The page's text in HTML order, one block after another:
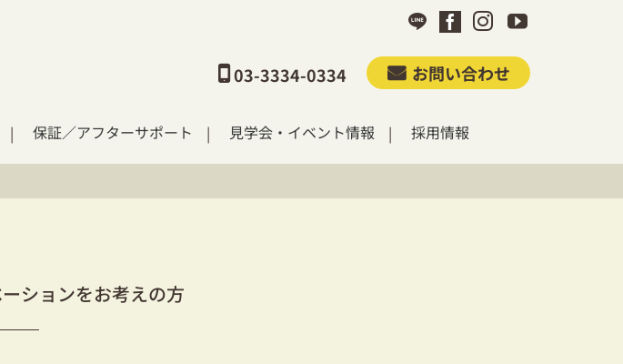
03-3334-0334 お問い合わせ
保証／アフターサポート 見学会・イベント情報 採用情報
ションをお考えの方